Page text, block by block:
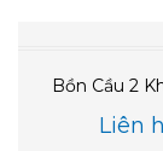
Bồn Cầu 2
Liên